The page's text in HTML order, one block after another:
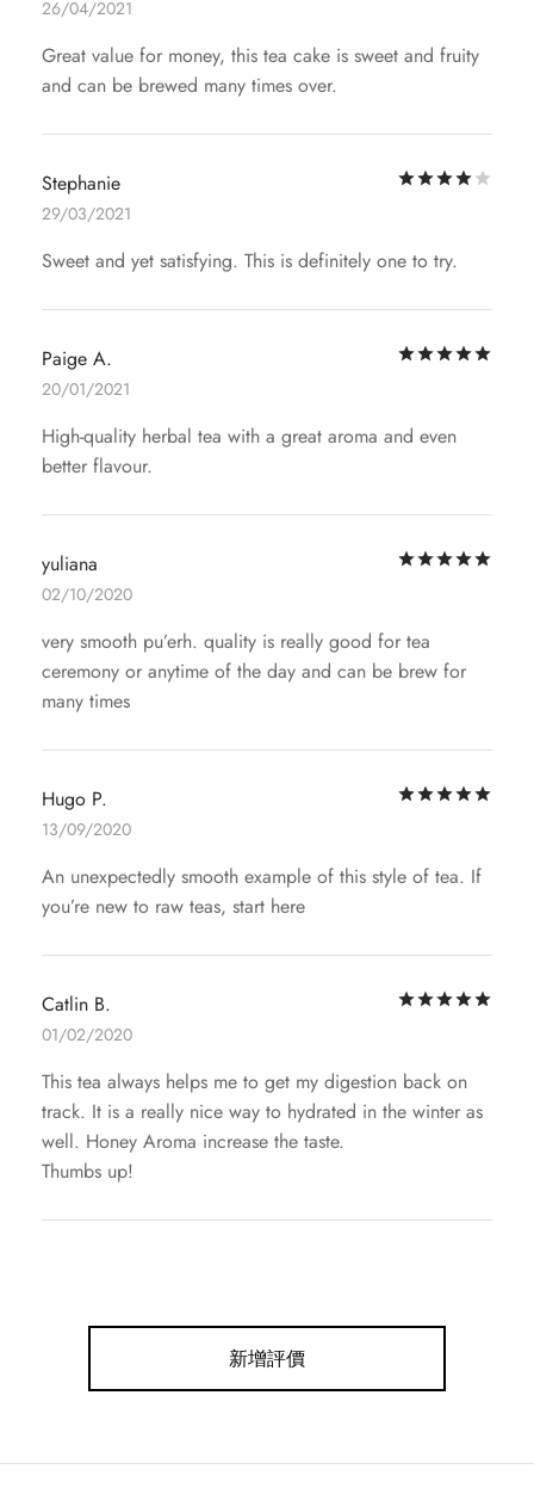
26/04/2021
Great value for money, this tea cake is sweet and fruity
and can be brewed many times over.
Stephanie
29/03/2021
Sweet and yet satisfying. This is definitely one to try.
Paige A.
20/01/2021
High-quality herbal tea with a great aroma and even
better flavour.
yuliana
02/10/2020
very smooth pu’erh. quality is really good for tea
ceremony or anytime of the day and can be brew for
many times
Hugo P.
13/09/2020
An unexpectedly smooth example of this style of tea. If
you’re new to raw teas, start here
Catlin B.
01/02/2020
This tea always helps me to get my digestion back on
track. It is a really nice way to hydrated in the winter as
well. Honey Aroma increase the taste.
Thumbs up!
新增評價